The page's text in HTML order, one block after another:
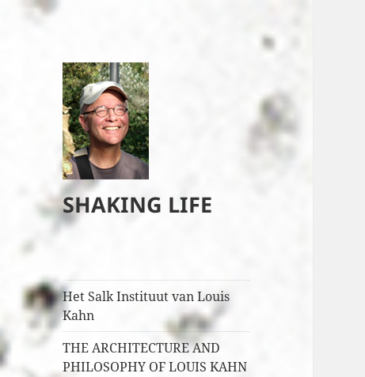
SHAKING LIFE
Het Salk Instituut van Louis
Kahn
THE ARCHITECTURE AND
PHILOSOPHY OF LOUIS KAHN